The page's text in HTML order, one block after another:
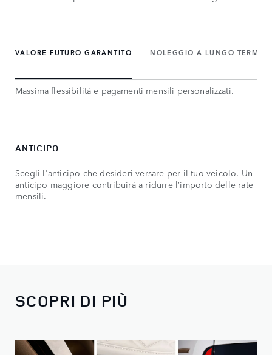
VALORE FUTURO GARANTITO NOLEGGIO A LUNGO
Massima flessibilità e pagamenti mensili personalizzati.
ANTICIPO
Scegli l'anticipo che desideri versare per il tuo veicolo. Un
anticipo maggiore contribuirà a ridurre l’importo delle rate
mensili.
SCOPRI DI PIÙ